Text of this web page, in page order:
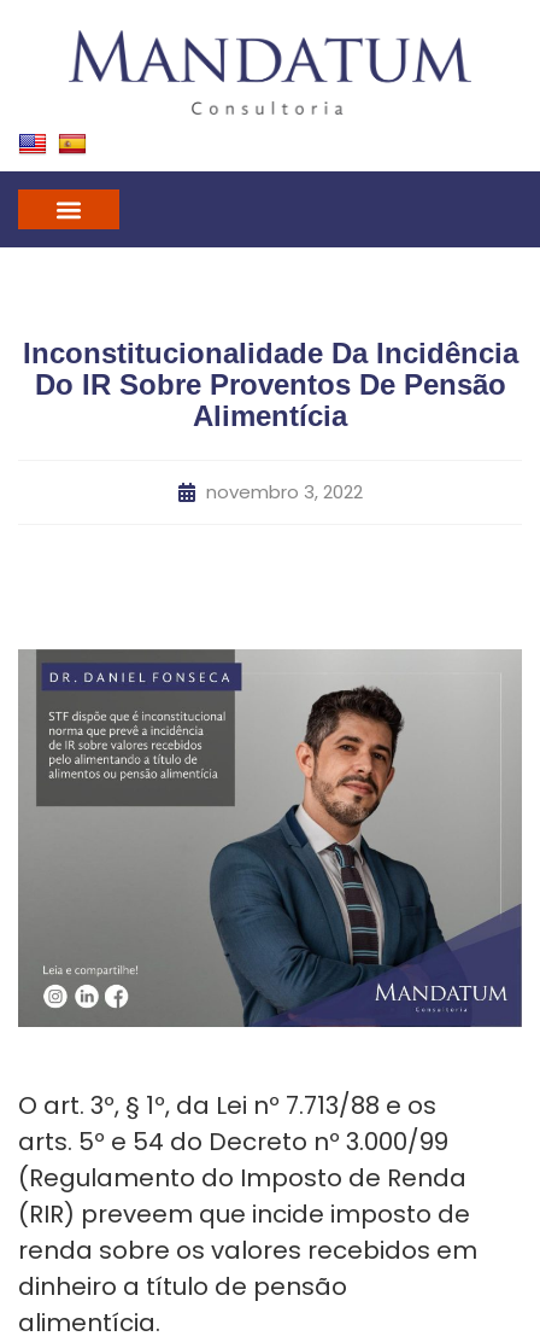
Inconstitucionalidade Da Incidência
Do IR Sobre Proventos De Pensão
Alimentícia
novembro 3, 2022
O art. 3º, § 1º, da Lei nº 7.713/88 e os
arts. 5º e 54 do Decreto nº 3.000/99
(Regulamento do Imposto de Renda
(RIR) preveem que incide imposto de
renda sobre os valores recebidos em
dinheiro a título de pensão
alimentícia.